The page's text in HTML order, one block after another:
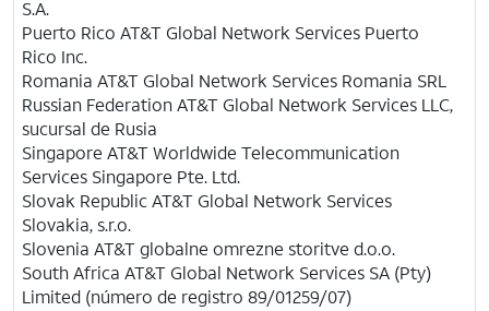
S.A.
Puerto Rico AT&T Global Network Services Puerto
Rico Inc.
Romania AT&T Global Network Services Romania SRL
Russian FederationAT&TGlobal Network Services LLC,
sucursal de Rusia
Singapore AT&T Worldwide Telecommunication
Services Singapore Pte. Ltd.
Slovak Republic AT&T Global Network Services
Slovakia, s.r.o.
Slovenia AT&T globalne omrezne storitve d.o.o.
South Africa AT&TGlobal Network Services SA (Pty)
Limited (número de registro 89/01259/07)